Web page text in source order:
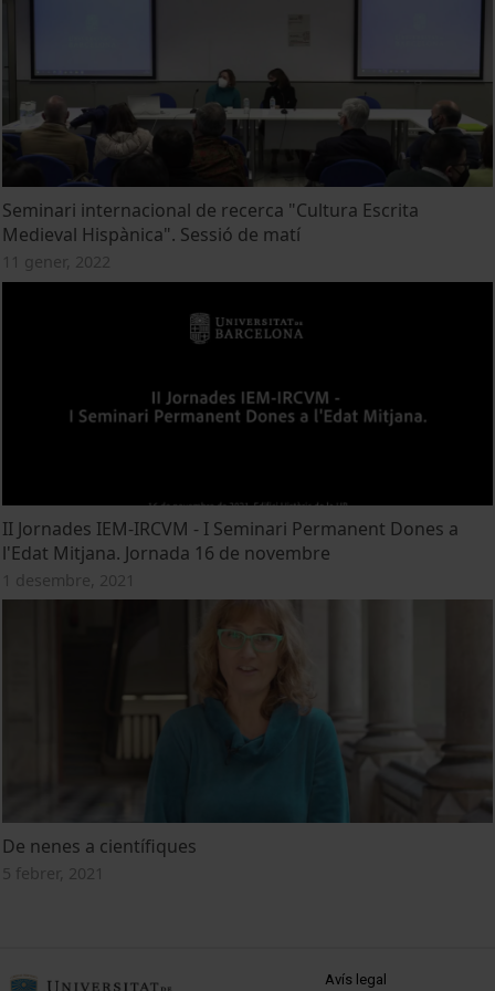
Seminari internacional de recerca "Cultura Escrita
Medieval Hispànica". Sessió de matí
11 gener, 2022
II Jornades IEM-IRCVM - I Seminari Permanent Dones a
l'Edat Mitjana. Jornada 16 de novembre
1 desembre, 2021
De nenes a científiques
5 febrer, 2021
MENÚ PEU 1
Avís legal